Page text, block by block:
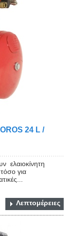
24 L /
ελαιοκίνητη
για
Λεπτομέρειες